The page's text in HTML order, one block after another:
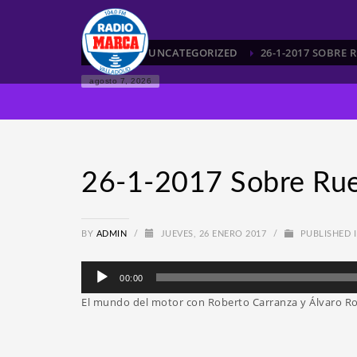
HOME UNCATEGORIZED 26-1-2017 SOBRE
agosto 7, 2026
26-1-2017 Sobre
BY ADMIN / JUEVES, 26 ENERO 2017 / PUBLISHED
Reproductor
audio
00:00
El mundo del motor con Roberto Carranza y Álvaro